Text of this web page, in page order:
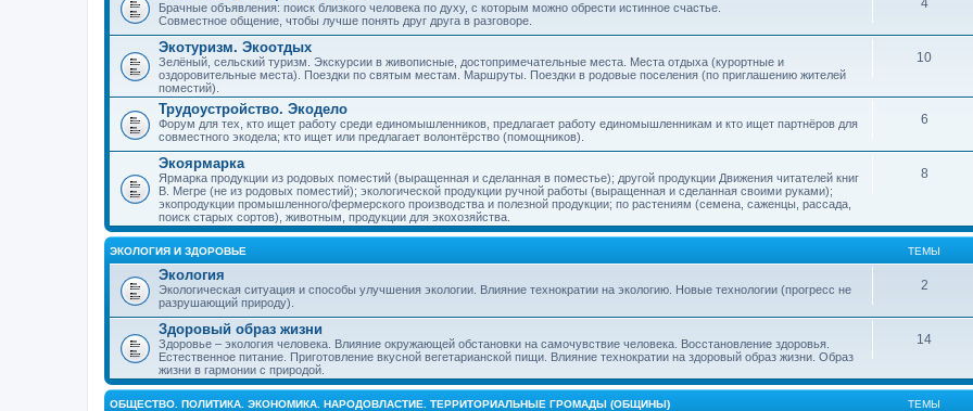
Брачные объявления: поиск близкого человека по духу, с которым можно обрести истинное счастье.
Совместное общение, чтобы лучше понять друг друга в разговоре.
Экотуризм. Экоотдых
Зелёный, сельский туризм. Экскурсии в живописные, достопримечательные места. Места отдыха (курортные и
оздоровительные места). Поездки по святым местам. Маршруты. Поездки в родовые поселения (по приглашению жителей
поместий).
10
Трудоустройство. Экодело
Форум для тех, кто ищет работу среди единомышленников, предлагает работу единомышленникам и кто ищет партнёров для
совместного экодела; кто ищет или предлагает волонтёрство (помощников).
6
Экоярмарка
Ярмарка продукции из родовых поместий (выращенная и сделанная в поместье); другой продукции Движения читателей книг
В. Мегре (не из родовых поместий); экологической продукции ручной работы (выращенная и сделанная своими руками);
экопродукции промышленного/фермерского производства и полезной продукции; по растениям (семена, саженцы, рассада,
поиск старых сортов), животным, продукции для экохозяйства.
8
ЭКОЛОГИЯ И ЗДОРОВЬЕ ТЕМЫ
Экология
Экологическая ситуация и способы улучшения экологии. Влияние технократии на экологию. Новые технологии (прогресс не
разрушающий природу).
2
Здоровый образ жизни
Здоровье – экология человека. Влияние окружающей обстановки на самочувствие человека. Восстановление здоровья.
Естественное питание. Приготовление вкусной вегетарианской пищи. Влияние технократии на здоровый образ жизни. Образ
жизни в гармонии с природой.
14
ОБЩЕСТВО. ПОЛИТИКА. ЭКОНОМИКА. НАРОДОВЛАСТИЕ. ТЕРРИТОРИАЛЬНЫЕ ГРОМАДЫ (ОБЩИНЫ) ТЕМЫ